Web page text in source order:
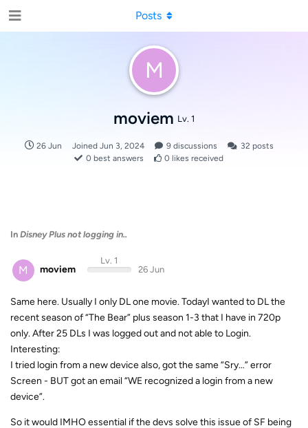
M
moviem Lv. 1
26 Jun Joined Jun 3, 2024 9discussions 32 posts
0 best answers 0 likes received
Posts
In Disney Plus not logging in..
M moviem
Lv. 1
26 Jun
Same here. Usually I only DL one movie. TodayI wanted to DL the
recent season of “The Bear” plus season 1-3 that I have in 720p
only. After 25 DLs I was logged out and not able to Login.
Interesting:
I tried login from a new device also, got the same “Sry…” error
Screen - BUT got an email “WE recognized a login from a new
device”.
So it would IMHO essential if the devs solve this issue of SF being